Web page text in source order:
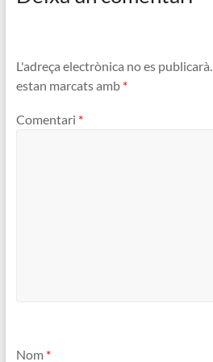
L'adreça electrònica no es publicarà.
estan marcats amb *
Comentari *
Nom *